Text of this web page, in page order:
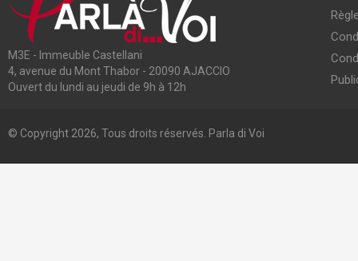
M3E - Immeuble Castellani
4, avenue du Mont Thabor - 20090 AJACCIO
Ouvert du lundi au jeudi de 9h à 12h
© Copyright 2026, Tous droits réservés. Parla di Voi